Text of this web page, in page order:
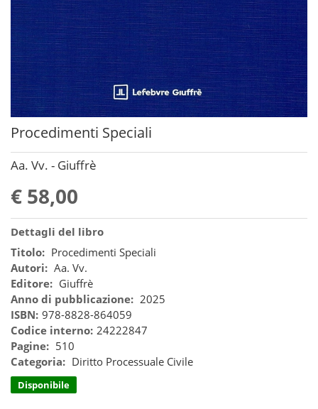
Procedimenti Speciali
Aa. Vv. - Giuffrè
€ 58,00
Dettagli del libro
Titolo: Procedimenti Speciali
Autori: Aa. Vv.
Editore: Giuffrè
Anno di pubblicazione: 2025
ISBN: 978-8828-864059
Codice interno: 24222847
Pagine: 510
Categoria: Diritto Processuale Civile
Disponibile